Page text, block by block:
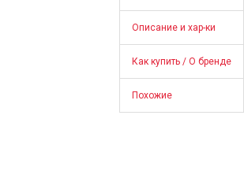
Описание и хар-ки
Как купить / О бренде
Похожие